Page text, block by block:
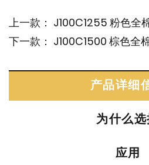
上一款： J100C1255 粉色全
下一款： J100C1500 棕色全
产品详细
为什么选
应用